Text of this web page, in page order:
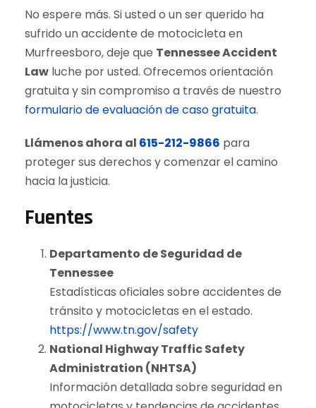
No espere más. Si usted o un ser querido ha
sufrido un accidente de motocicleta en
Murfreesboro, deje que Tennessee Accident
Law luche por usted. Ofrecemos orientación
gratuita y sin compromiso a través de nuestro
formulario de evaluación de caso gratuita.
Llámenos ahora al 615-212-9866 para
proteger sus derechos y comenzar el camino
hacia la justicia.
Fuentes
Departamento de Seguridad de
Tennessee
Estadísticas oficiales sobre accidentes de
tránsito y motocicletas en el estado.
https://www.tn.gov/safety
National Highway Traffic Safety
Administration (NHTSA)
Información detallada sobre seguridad en